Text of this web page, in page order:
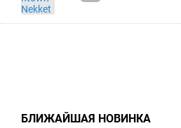
БЛИЖАЙШАЯ НОВИНКА